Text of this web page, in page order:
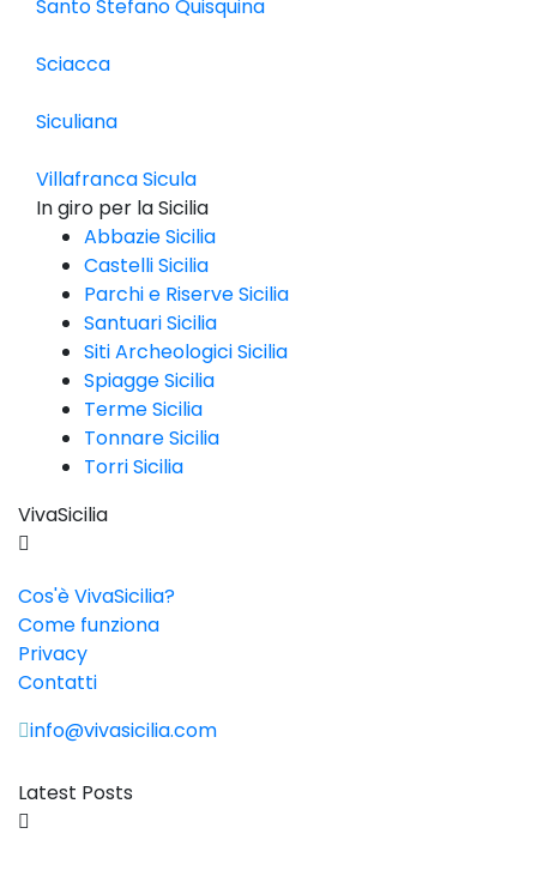
Santo Stefano Quisquina
Sciacca
Siculiana
Villafranca Sicula
In giro per la Sicilia
Abbazie Sicilia
Castelli Sicilia
Parchi e Riserve Sicilia
Santuari Sicilia
Siti Archeologici Sicilia
Spiagge Sicilia
Terme Sicilia
Tonnare Sicilia
Torri Sicilia
VivaSicilia
Cos'è VivaSicilia?
Come funziona
Privacy
Contatti
info@vivasicilia.com
Latest Posts